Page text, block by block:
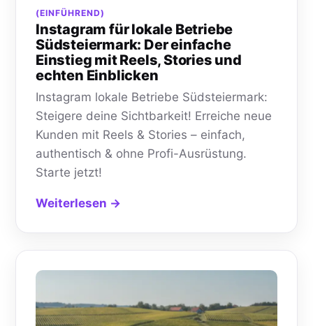
(EINFÜHREND)
Instagram für lokale Betriebe
Südsteiermark: Der einfache
Einstieg mit Reels, Stories und
echten Einblicken
Instagram lokale Betriebe Südsteiermark:
Steigere deine Sichtbarkeit! Erreiche neue
Kunden mit Reels & Stories – einfach,
authentisch & ohne Profi-Ausrüstung.
Starte jetzt!
Weiterlesen →